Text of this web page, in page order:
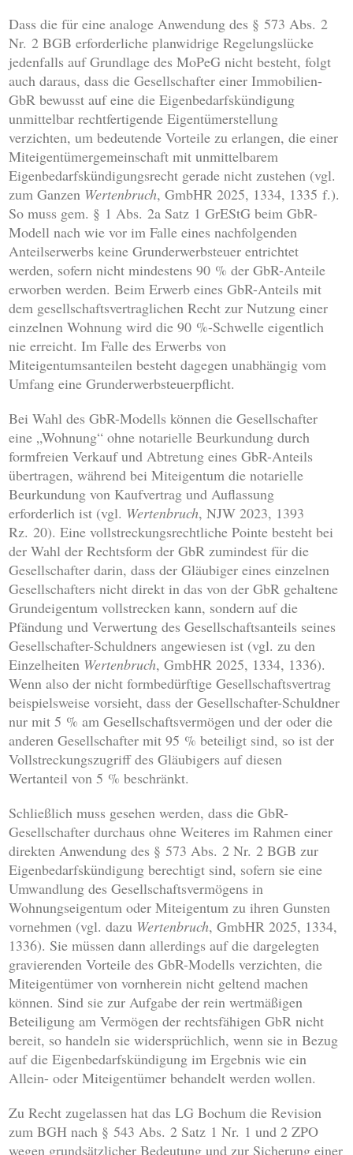
Dass die für eine analoge Anwendung des § 573 Abs. 2
Nr. 2 BGB erforderliche planwidrige Regelungslücke
jedenfalls auf Grundlage des MoPeG nicht besteht, folgt
auch daraus, dass die Gesellschafter einer Immobilien-
GbR bewusst auf eine die Eigenbedarfskündigung
unmittelbar rechtfertigende Eigentümerstellung
verzichten, um bedeutende Vorteile zu erlangen, die einer
Miteigentümergemeinschaft mit unmittelbarem
Eigenbedarfskündigungsrecht gerade nicht zustehen (vgl.
zum Ganzen Wertenbruch, GmbHR 2025, 1334, 1335 f.).
So muss gem. § 1 Abs. 2a Satz 1 GrEStG beim GbR-
Modell nach wie vor im Falle eines nachfolgenden
Anteilserwerbs keine Grunderwerbsteuer entrichtet
werden, sofern nicht mindestens 90 % der GbR-Anteile
erworben werden. Beim Erwerb eines GbR-Anteils mit
dem gesellschaftsvertraglichen Recht zur Nutzung einer
einzelnen Wohnung wird die 90 %-Schwelle eigentlich
nie erreicht. Im Falle des Erwerbs von
Miteigentumsanteilen besteht dagegen unabhängig vom
Umfang eine Grunderwerbsteuerpflicht.
Bei Wahl des GbR-Modells können die Gesellschafter
eine „Wohnung“ ohne notarielle Beurkundung durch
formfreien Verkauf und Abtretung eines GbR-Anteils
übertragen, während bei Miteigentum die notarielle
Beurkundung von Kaufvertrag und Auflassung
erforderlich ist (vgl. Wertenbruch, NJW 2023, 1393
Rz. 20). Eine vollstreckungsrechtliche Pointe besteht bei
der Wahl der Rechtsform der GbR zumindest für die
Gesellschafter darin, dass der Gläubiger eines einzelnen
Gesellschafters nicht direkt in das von der GbR gehaltene
Grundeigentum vollstrecken kann, sondern auf die
Pfändung und Verwertung des Gesellschaftsanteils seines
Gesellschafter-Schuldners angewiesen ist (vgl. zu den
Einzelheiten Wertenbruch, GmbHR 2025, 1334, 1336).
Wenn also der nicht formbedürftige Gesellschaftsvertrag
beispielsweise vorsieht, dass der Gesellschafter-Schuldner
nur mit 5 % am Gesellschaftsvermögen und der oder die
anderen Gesellschafter mit 95 % beteiligt sind, so ist der
Vollstreckungszugriff des Gläubigers auf diesen
Wertanteil von 5 % beschränkt.
Schließlich muss gesehen werden, dass die GbR-
Gesellschafter durchaus ohne Weiteres im Rahmen einer
direkten Anwendung des § 573 Abs. 2 Nr. 2 BGB zur
Eigenbedarfskündigung berechtigt sind, sofern sie eine
Umwandlung des Gesellschaftsvermögens in
Wohnungseigentum oder Miteigentum zu ihren Gunsten
vornehmen (vgl. dazu Wertenbruch, GmbHR 2025, 1334,
1336). Sie müssen dann allerdings auf die dargelegten
gravierenden Vorteile des GbR-Modells verzichten, die
Miteigentümer von vornherein nicht geltend machen
können. Sind sie zur Aufgabe der rein wertmäßigen
Beteiligung am Vermögen der rechtsfähigen GbR nicht
bereit, so handeln sie widersprüchlich, wenn sie in Bezug
auf die Eigenbedarfskündigung im Ergebnis wie ein
Allein- oder Miteigentümer behandelt werden wollen.
Zu Recht zugelassen hat das LG Bochum die Revision
zum BGH nach § 543 Abs. 2 Satz 1 Nr. 1 und 2 ZPO
wegen grundsätzlicher Bedeutung und zur Sicherung einer